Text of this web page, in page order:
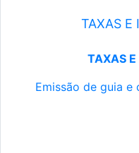
TAXAS E
TAXAS
Emissão de guia